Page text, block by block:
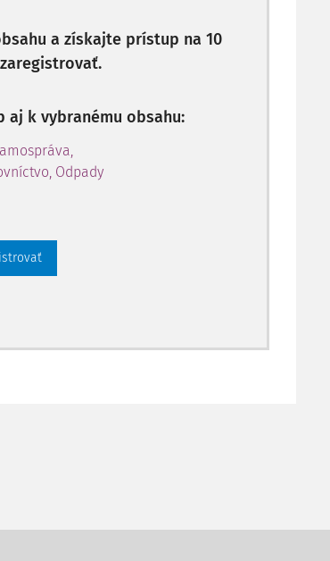
a získajte prístup na 10
k vybranému obsahu:
Odpady